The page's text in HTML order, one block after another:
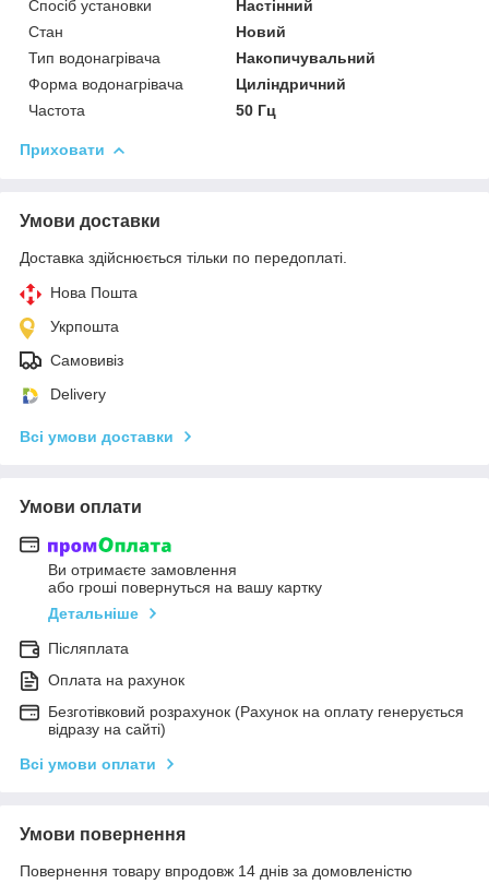
Спосіб установки
Настінний
Стан
Новий
Тип водонагрівача
Накопичувальний
Форма водонагрівача
Циліндричний
Частота
50 Гц
Приховати
Умови доставки
Доставка здійснюється тільки по передоплаті.
Нова Пошта
Укрпошта
Самовивіз
Delivery
Всі умови доставки
Умови оплати
Ви отримаєте замовлення
або гроші повернуться на вашу картку
Детальніше
Післяплата
Оплата на рахунок
Безготівковий розрахунок (Рахунок на оплату генерується
відразу на сайті)
Всі умови оплати
Умови повернення
Повернення товару впродовж 14 днів за домовленістю